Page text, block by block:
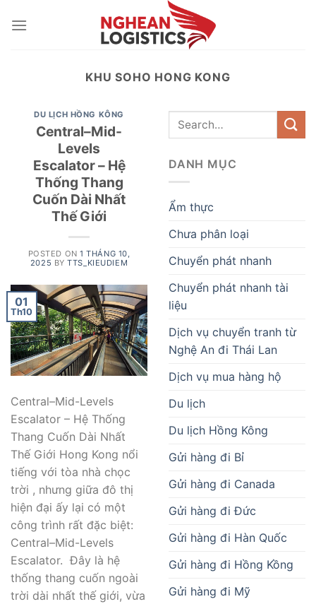
KHU SOHO HONG KONG
DU LỊCH HỒNG KÔNG
Central–Mid-
Levels
Escalator – Hệ
Thống Thang
Cuốn Dài Nhất
Thế Giới
POSTED ON1 THÁNG 10,
2025 BYTTS_KIEUDIEM
01
Th10
Central–Mid-Levels
Escalator – Hệ Thống
Thang Cuốn Dài Nhất
Thế Giới Hong Kong nổi
tiếng với tòa nhà chọc
trời , nhưng giữa đô thị
hiện đại ấy lại có một
công trình rất đặc biệt:
Central–Mid-Levels
Escalator. Đây là hệ
thống thang cuốn ngoài
trời dài nhất thế giới, vừa
DANH MỤC
Ẩm thực
Chưa phân loại
Chuyển phát nhanh
Chuyển phát nhanh tài
liệu
Dịch vụ chuyển tranh từ
Nghệ An đi Thái Lan
Dịch vụ mua hàng hộ
Du lịch
Du lịch Hồng Kông
Gửi hàng đi Bỉ
Gửi hàng đi Canada
Gửi hàng đi Đức
Gửi hàng đi Hàn Quốc
Gửi hàng đi Hồng Kồng
Gửi hàng đi Mỹ